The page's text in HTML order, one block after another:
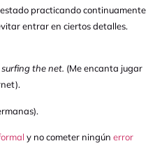
practicando continuamente
entrar en ciertos detalles.
the net. (Me encanta jugar
y no cometer ningún error